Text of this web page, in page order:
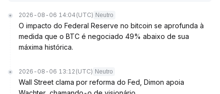
2026-08-06 14:04 (UTC) Neutro
O impacto do Federal Reserve no bitcoin se aprofunda à
medida que o BTC é negociado 49% abaixo de sua
máxima histórica.
2026-08-06 13:12 (UTC) Neutro
Wall Street clama por reforma do Fed, Dimon apoia